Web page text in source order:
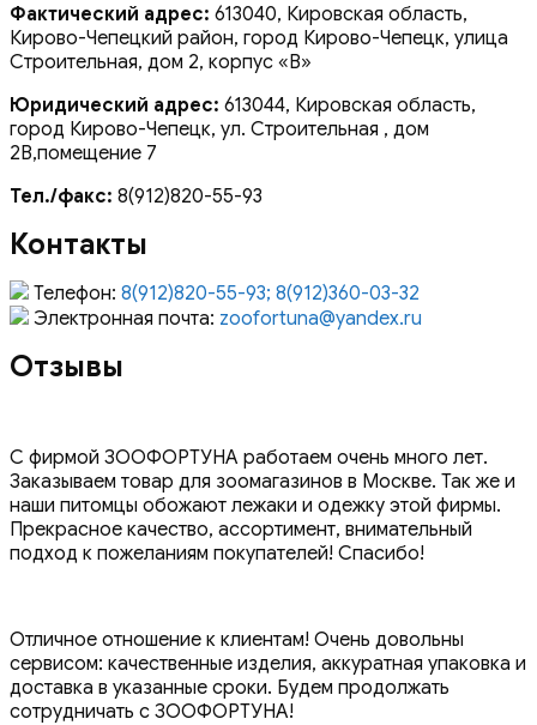
Фактический адрес: 613040, Кировская область,
Кирово-Чепецкий район, город Кирово-Чепецк, улица
Строительная, дом 2, корпус «В»
Юридический адрес: 613044, Кировская область,
город Кирово-Чепецк, ул. Строительная , дом
2В,помещение 7
Тел./факс: 8(912)820-55-93
Контакты
Телефон: 8(912)820-55-93; 8(912)360-03-32
Электронная почта: zoofortuna@yandex.ru
Отзывы
С фирмой ЗООФОРТУНА работаем очень много лет.
Заказываем товар для зоомагазинов в Москве. Так же и
наши питомцы обожают лежаки и одежку этой фирмы.
Прекрасное качество, ассортимент, внимательный
подход к пожеланиям покупателей! Спасибо!
Отличное отношение к клиентам! Очень довольны
сервисом: качественные изделия, аккуратная упаковка и
доставка в указанные сроки. Будем продолжать
сотрудничать с ЗООФОРТУНА!